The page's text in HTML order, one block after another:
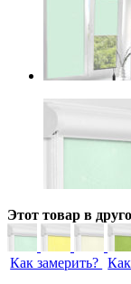
Этот товар в
Как замерить?